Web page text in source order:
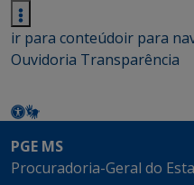
ir para conteúdoir para
Ouvidoria Transparência
PGE MS
Procuradoria-Geral do